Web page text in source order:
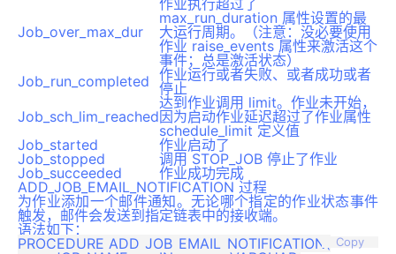
Job_over_max_dur
作业执行超过了
max_run_duration 属性设置的最
大运行周期。（注意：没必要使用
作业 raise_events 属性来激活这个
事件；总是激活状态）
Job_run_completed 作业运行或者失败、或者成功或者
停止
Job_sch_lim_reached
达到作业调用 limit。作业未开始，
因为启动作业延迟超过了作业属性
schedule_limit 定义值
Job_started
作业启动了
Job_stopped
调用 STOP_JOB 停止了作业
Job_succeeded
作业成功完成
ADD_JOB_EMAIL_NOTIFICATION 过程
为作业添加一个邮件通知。无论哪个指定的作业状态事件
触发，邮件会发送到指定链表中的接收端。
语法如下：
Copy
PROCEDURE ADD_JOB_EMAIL_NOTIFICATION(